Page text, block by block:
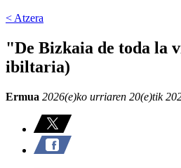
< Atzera
"De Bizkaia de toda la
ibiltaria)
Ermua 2026(e)ko urriaren 20(e)tik